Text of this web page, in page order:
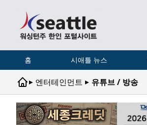
홈 시애틀 뉴스
▸ 엔터테인먼트 ▸ 유튜브 / 방송